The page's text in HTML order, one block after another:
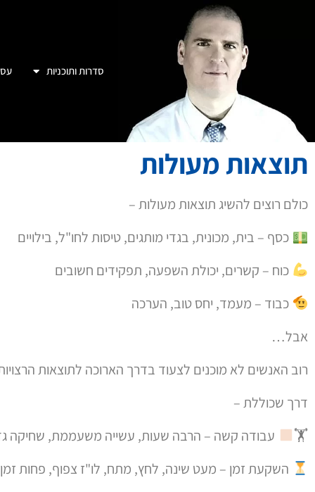
סדרות ותוכניות
תוצאות מעולות
כולם רוצים להשיג תוצאות מעולות –
כסף – בית, מכונית, בגדי מותגים, טיסות לחו"ל, בילויים
כוח – קשרים, יכולת השפעה, תפקידים חשובים
כבוד – מעמד, יחס טוב, הערכה
אבל…
רוב האנשים לא מוכנים לצעוד בדרך הארוכה לתוצאות
דרך שכוללת –
🏋
עבודה קשה – הרבה שעות, עשייה משעממת, שחיקה
השקעת זמן – מעט שינה, לחץ, מתח, לו"ז צפוף, פחות